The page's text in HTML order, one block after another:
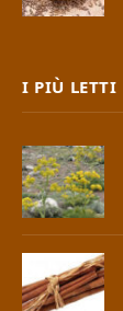
I PIÙ LETTI